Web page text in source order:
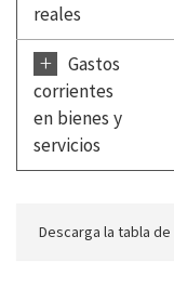
reales
+
Gastos
corrientes
en bienes y
servicios
Descarga la tabla de